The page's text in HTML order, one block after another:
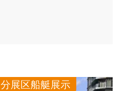
展区船艇展示